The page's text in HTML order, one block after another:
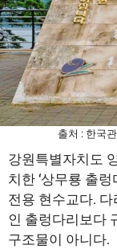
출처 : 한국
강원특별자치도
치한 ‘상무룡 출
전용 현수교다.
인 출렁다리보다
구조물이 아니다.